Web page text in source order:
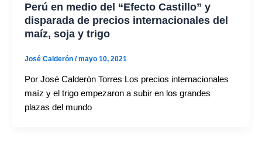
Perú en medio del “Efecto Castillo” y
disparada de precios internacionales del
maíz, soja y trigo
José Calderón /mayo 10, 2021
Por José Calderón Torres Los precios internacionales
maíz y el trigo empezaron a subir en los grandes
plazas del mundo